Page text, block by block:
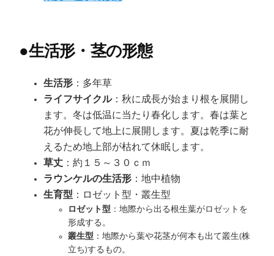
●生活形・茎の形態
生活形 ：多年草
ライフサイクル：秋に成長が始まり根を展開し
ます。冬は低温に当たり春化します。春は葉と
花が伸長して地上に展開します。夏は乾季に耐
えるため地上部が枯れて休眠します。
草丈 ：約１５～３０ｃｍ
ラウンケルの生活形 ：地中植物
生育型 ：ロゼット型・叢生型
ロゼット型 ：地際から出る根生葉がロゼットを
形成する。
叢生型 ：地際から葉や花茎が何本も出て叢生(株
立ち)するもの。